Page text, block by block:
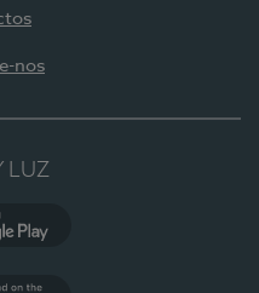
nos
LUZ